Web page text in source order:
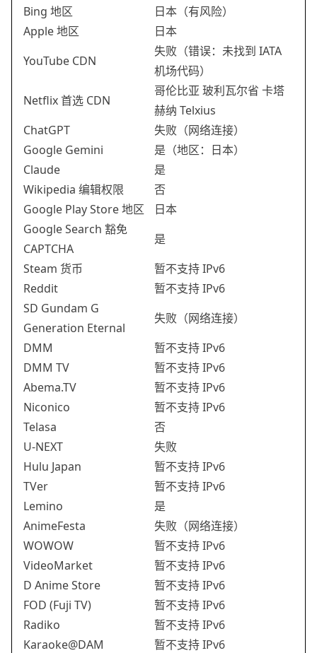
Bing 地区
日本（有风险）
Apple 地区
日本
YouTube CDN
失败（错误：未找到 IATA
机场代码）
Netflix 首选 CDN
哥伦比亚 玻利瓦尔省 卡塔
赫纳 Telxius
ChatGPT
失败（网络连接）
Google Gemini
是（地区：日本）
Claude
是
Wikipedia 编辑权限
否
Google Play Store 地区
日本
Google Search 豁免
CAPTCHA
是
Steam 货币
暂不支持 IPv6
Reddit
暂不支持 IPv6
SD Gundam G
Generation Eternal
失败（网络连接）
DMM
暂不支持 IPv6
DMM TV
暂不支持 IPv6
Abema.TV
暂不支持 IPv6
Niconico
暂不支持 IPv6
Telasa
否
U-NEXT
失败
Hulu Japan
暂不支持 IPv6
TVer
暂不支持 IPv6
Lemino
是
AnimeFesta
失败（网络连接）
WOWOW
暂不支持 IPv6
VideoMarket
暂不支持 IPv6
D Anime Store
暂不支持 IPv6
FOD (Fuji TV)
暂不支持 IPv6
Radiko
暂不支持 IPv6
Karaoke@DAM
暂不支持 IPv6